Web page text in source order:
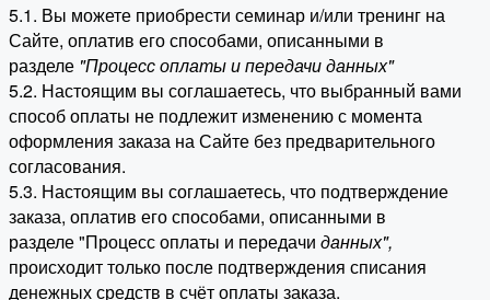
5.1. Вы можете приобрести семинар и/или тренинг на
Сайте, оплатив его способами, описанными в
разделе "Процесс оплаты и передачи данных"
5.2. Настоящим вы соглашаетесь, что выбранный вами
способ оплаты не подлежит изменению с момента
оформления заказа на Сайте без предварительного
согласования.
5.3. Настоящим вы соглашаетесь, что подтверждение
заказа, оплатив его способами, описанными в
разделе "Процесс оплаты и передачи данных",
происходит только после подтверждения списания
денежных средств в счёт оплаты заказа.